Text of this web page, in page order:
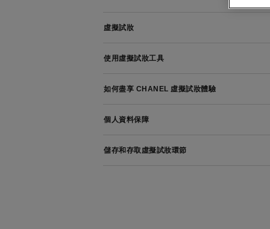
虛擬試妝
使用虛擬試妝工具
如何盡享 CHANEL 虛擬試妝體驗
個人資料保障
儲存和存取虛擬試妝環節